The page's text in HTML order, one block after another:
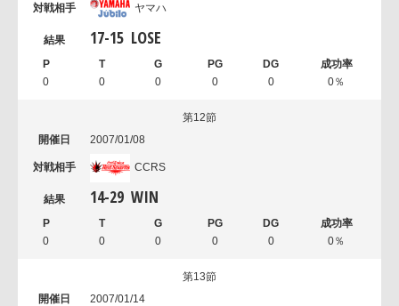
ヤマハ
17-15 LOSE
0 0 0 0 0 0％
第12節
2007/01/08
CCRS
14-29 WIN
0 0 0 0 0 0％
第13節
2007/01/14